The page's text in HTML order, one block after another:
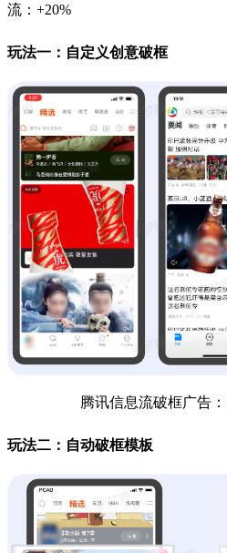
流：+20%
玩法一：自定义创意破框
腾讯信息流破框广告
玩法二：自动破框模板